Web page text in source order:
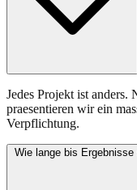
Jedes Projekt ist anders.
praesentieren wir ein
Verpflichtung.
Wie lange bis